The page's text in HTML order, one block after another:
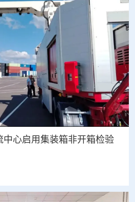
中心启用集装箱非开箱检验